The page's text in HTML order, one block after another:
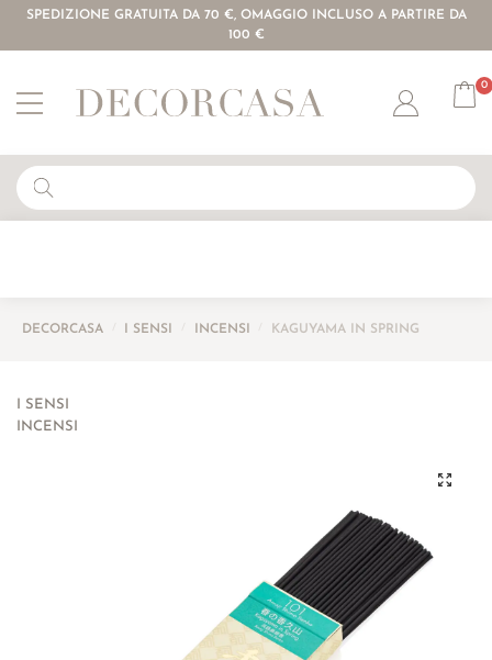
SPEDIZIONE GRATUITA DA 70 €, OMAGGIO INCLUSO A PARTIRE DA
100 €
Account
0
DECORCASA I SENSI INCENSI KAGUYAMA IN SPRING
I SENSI
INCENSI